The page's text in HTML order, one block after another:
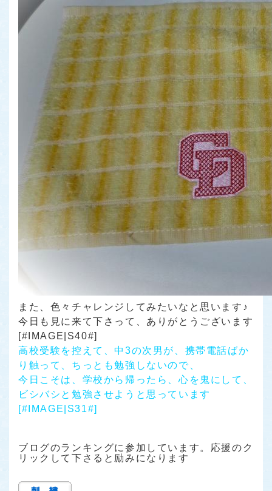
また、色々チャレンジしてみたいなと思います♪
今日も見に来て下さって、ありがとうございます
[#IMAGE|S40#]
高校受験を控えて、中3の次男が、携帯電話ばか
り触って、ちっとも勉強しないので、
今日こそは、学校から帰ったら、心を鬼にして、
ビシバシと勉強させようと思っています
[#IMAGE|S31#]
ブログのランキングに参加しています。応援のク
リックして下さると励みになります